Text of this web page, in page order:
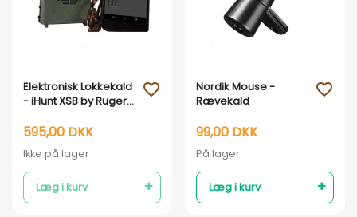
Vis her
Elektronisk Lokkekald
- iHunt XSB by Ruger
595,00 DKK
Ikke på lager
Læg i kurv
favorite_outline
Nordik Mouse -
Rævekald
99,00 DKK
På lager
Læg i kurv
favorite_outline